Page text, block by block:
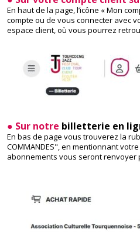
En haut de la page, l’icône « Mon
compte ou de vous connecter avec
espace client, où vous pourrez
● Sur notre billetterie en
En bas de page vous trouverez la
COMMANDES", en mentionnant
abonnements vous seront renvoyer